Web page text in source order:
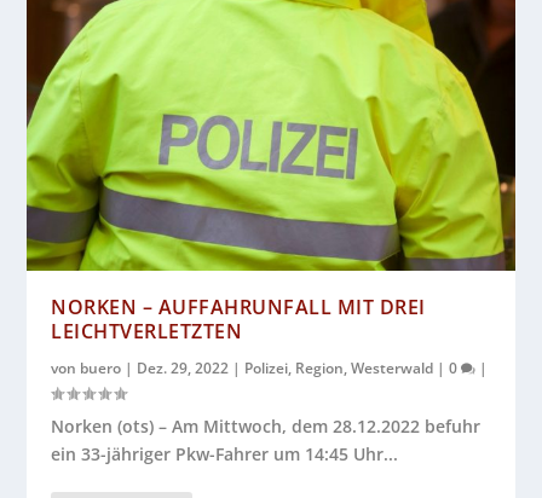
NORKEN – AUFFAHRUNFALL MIT DREI
LEICHTVERLETZTEN
von buero | Dez. 29, 2022 | Polizei, Region,Westerwald |0 |
Norken (ots) – Am Mittwoch, dem 28.12.2022 befuhr
ein 33-jähriger Pkw-Fahrer um 14:45 Uhr...